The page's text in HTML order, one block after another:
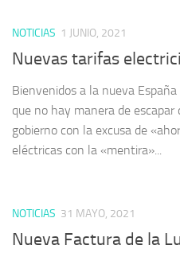
NOTICIAS 1 JUNIO, 2021
Nuevas tarifas
Bienvenidos a la nueva
que no hay manera de escapar
gobierno con la excusa de
eléctricas con la «mentira»...
NOTICIAS 31 MAYO, 2021
Nueva Factura de la